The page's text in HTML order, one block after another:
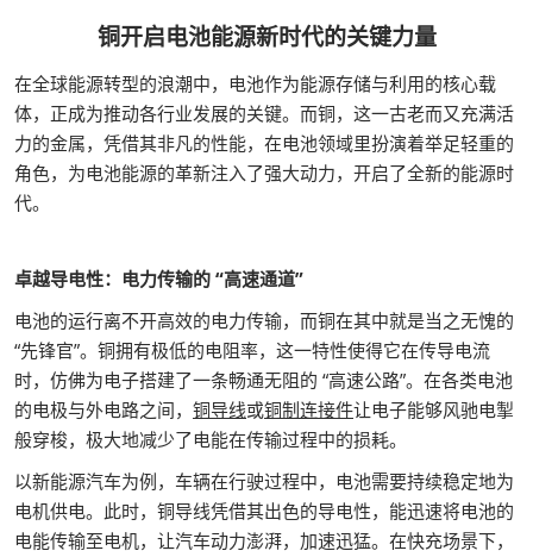
铜开启电池能源新时代的关键力量
在全球能源转型的浪潮中，电池作为能源存储与利用的核心载
体，正成为推动各行业发展的关键。而铜，这一古老而又充满活
力的金属，凭借其非凡的性能，在电池领域里扮演着举足轻重的
角色，为电池能源的革新注入了强大动力，开启了全新的能源时
代。
卓越导电性：电力传输的 “高速通道”
电池的运行离不开高效的电力传输，而铜在其中就是当之无愧的
“先锋官”。铜拥有极低的电阻率，这一特性使得它在传导电流
时，仿佛为电子搭建了一条畅通无阻的 “高速公路”。在各类电池
的电极与外电路之间， 铜导线或铜制连接件让电子能够风驰电掣
般穿梭，极大地减少了电能在传输过程中的损耗。
以新能源汽车为例，车辆在行驶过程中，电池需要持续稳定地为
电机供电。此时，铜导线凭借其出色的导电性，能迅速将电池的
电能传输至电机，让汽车动力澎湃，加速迅猛。在快充场景下，